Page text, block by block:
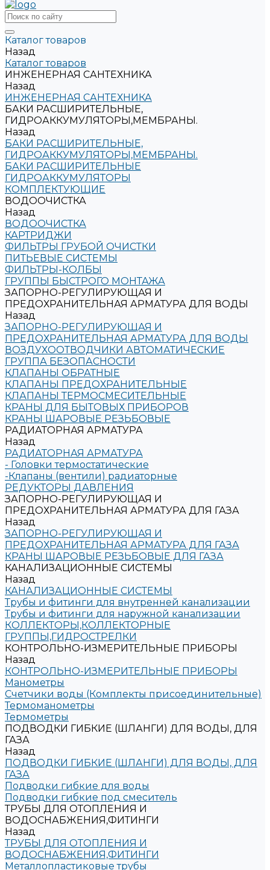
Каталог товаров
Назад
Каталог товаров
ИНЖЕНЕРНАЯ САНТЕХНИКА
Назад
ИНЖЕНЕРНАЯ САНТЕХНИКА
БАКИ РАСШИРИТЕЛЬНЫЕ,
ГИДРОАККУМУЛЯТОРЫ,МЕМБРАНЫ.
Назад
БАКИ РАСШИРИТЕЛЬНЫЕ,
ГИДРОАККУМУЛЯТОРЫ,МЕМБРАНЫ.
БАКИ РАСШИРИТЕЛЬНЫЕ
ГИДРОАККУМУЛЯТОРЫ
КОМПЛЕКТУЮЩИЕ
ВОДООЧИСТКА
Назад
ВОДООЧИСТКА
КАРТРИДЖИ
ФИЛЬТРЫ ГРУБОЙ ОЧИСТКИ
ПИТЬЕВЫЕ СИСТЕМЫ
ФИЛЬТРЫ-КОЛБЫ
ГРУППЫ БЫСТРОГО МОНТАЖА
ЗАПОРНО-РЕГУЛИРУЮЩАЯ И
ПРЕДОХРАНИТЕЛЬНАЯ АРМАТУРА ДЛЯ ВОДЫ
Назад
ЗАПОРНО-РЕГУЛИРУЮЩАЯ И
ПРЕДОХРАНИТЕЛЬНАЯ АРМАТУРА ДЛЯ ВОДЫ
ВОЗДУХООТВОДЧИКИ АВТОМАТИЧЕСКИЕ
ГРУППА БЕЗОПАСНОСТИ
КЛАПАНЫ ОБРАТНЫЕ
КЛАПАНЫ ПРЕДОХРАНИТЕЛЬНЫЕ
КЛАПАНЫ ТЕРМОСМЕСИТЕЛЬНЫЕ
КРАНЫ ДЛЯ БЫТОВЫХ ПРИБОРОВ
КРАНЫ ШАРОВЫЕ РЕЗЬБОВЫЕ
РАДИАТОРНАЯ АРМАТУРА
Назад
РАДИАТОРНАЯ АРМАТУРА
- Головки термостатические
-Клапаны (вентили) радиаторные
РЕДУКТОРЫ ДАВЛЕНИЯ
ЗАПОРНО-РЕГУЛИРУЮЩАЯ И
ПРЕДОХРАНИТЕЛЬНАЯ АРМАТУРА ДЛЯ ГАЗА
Назад
ЗАПОРНО-РЕГУЛИРУЮЩАЯ И
ПРЕДОХРАНИТЕЛЬНАЯ АРМАТУРА ДЛЯ ГАЗА
КРАНЫ ШАРОВЫЕ РЕЗЬБОВЫЕ ДЛЯ ГАЗА
КАНАЛИЗАЦИОННЫЕ СИСТЕМЫ
Назад
КАНАЛИЗАЦИОННЫЕ СИСТЕМЫ
Трубы и фитинги для внутренней канализации
Трубы и фитинги для наружной канализации
КОЛЛЕКТОРЫ,КОЛЛЕКТОРНЫЕ
ГРУППЫ,ГИДРОСТРЕЛКИ
КОНТРОЛЬНО-ИЗМЕРИТЕЛЬНЫЕ ПРИБОРЫ
Назад
КОНТРОЛЬНО-ИЗМЕРИТЕЛЬНЫЕ ПРИБОРЫ
Манометры
Счетчики воды (Комплекты присоединительные)
Термоманометры
Термометры
ПОДВОДКИ ГИБКИЕ (ШЛАНГИ) ДЛЯ ВОДЫ, ДЛЯ
ГАЗА
Назад
ПОДВОДКИ ГИБКИЕ (ШЛАНГИ) ДЛЯ ВОДЫ, ДЛЯ
ГАЗА
Подводки гибкие для воды
Подводки гибкие под смеситель
ТРУБЫ ДЛЯ ОТОПЛЕНИЯ И
ВОДОСНАБЖЕНИЯ,ФИТИНГИ
Назад
ТРУБЫ ДЛЯ ОТОПЛЕНИЯ И
ВОДОСНАБЖЕНИЯ,ФИТИНГИ
Металлопластиковые трубы